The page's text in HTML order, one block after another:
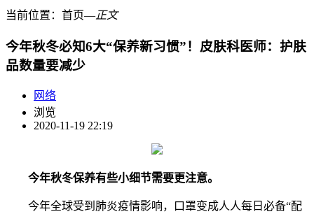
当前位置： 首页―正文
今年秋冬必知6大“保养新习惯”！皮肤科医师：护肤
品数量要减少
网络
浏览
2020-11-19 22:19
今年秋冬保养有些小细节需要更注意。
今年全球受到肺炎疫情影响，口罩变成人人每日必备“配